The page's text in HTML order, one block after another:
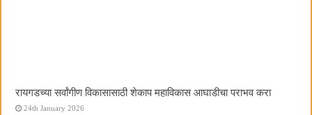
रायगडच्या सर्वांगीण विकासासाठी शेकाप महाविकास आघाडीचा पराभव करा
24th January 2026